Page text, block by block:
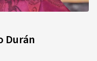
Durán